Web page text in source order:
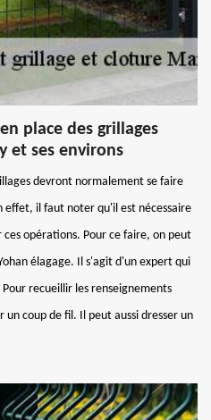
place des grillages
et ses environs
devront normalement se faire
effet, il faut noter qu'il est nécessaire
opérations. Pour ce faire, on peut
élagage. Il s'agit d'un expert qui
recueillir les renseignements
coup de fil. Il peut aussi dresser un